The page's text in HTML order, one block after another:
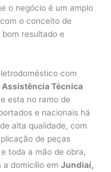
o negócio é um amplo
o conceito de
resultado e
com
Assistência Técnica
esta no ramo de
e nacionais há
alta qualidade, com
de peças
toda a mão de obra,
a domicílio em Jundiaí,